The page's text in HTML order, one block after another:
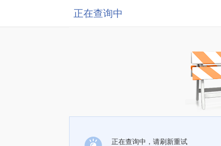
正在查询中
正在查询中，请刷新重试